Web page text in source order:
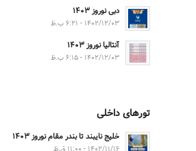
دبی نوروز ۱۴۰۳
۱۴۰۲/۱۲/۰۳ - ۶:۲۱ ب.ظ
آنتالیا نوروز ۱۴۰۳
۱۴۰۲/۱۲/۰۳ - ۶:۱۵ ب.ظ
تورهای داخلی
خلیج نایبند تا بندر مقام نوروز ۱۴۰۳
۱۴۰۲/۱۱/۱۶ - ۱۱:۰۰ ق.ظ